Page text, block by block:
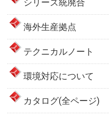
シリーズ統廃合
海外生産拠点
テクニカルノート
環境対応について
カタログ(全ページ)